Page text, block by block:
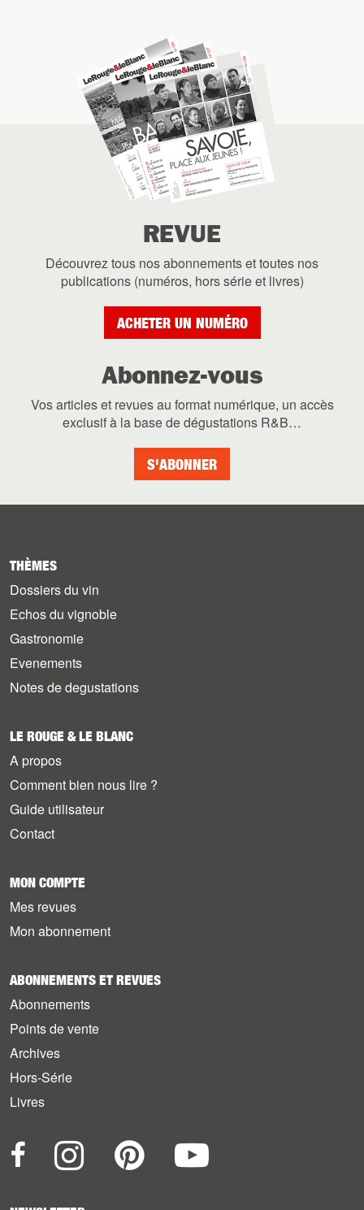
REVUE
Découvrez tous nos abonnements et toutes nos
publications (numéros, hors série et livres)
ACHETER UN NUMÉRO
Abonnez-vous
Vos articles et revues au format numérique, un accès
exclusif à la base de dégustations R&B…
S'ABONNER
THÈMES
Dossiers du vin
Echos du vignoble
Gastronomie
Evenements
Notes de degustations
LE ROUGE & LE BLANC
A propos
Comment bien nous lire ?
Guide utilisateur
Contact
MON COMPTE
Mes revues
Mon abonnement
ABONNEMENTS ET REVUES
Abonnements
Points de vente
Archives
Hors-Série
Livres